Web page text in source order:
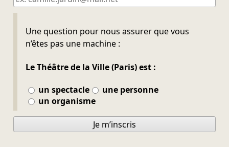
Une question pour nous assurer que vous
n’êtes pas une machine :
Le Théâtre de la Ville (Paris) est :
un spectacle
une personne
un organisme
Ne pas remplir
Je m’inscris